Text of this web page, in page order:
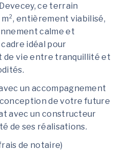
ce terrain
entièrement viabilisé,
calme et
idéal pour
de vie entre tranquillité et
un accompagnement
de votre future
avec un constructeur
de ses réalisations.
de notaire)